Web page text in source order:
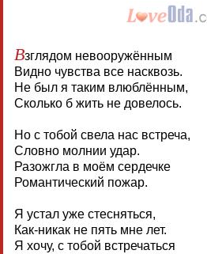
Взглядом невооружённым
Видно чувства все насквозь.
Не был я таким влюблённым,
Сколько б жить не довелось.
Но с тобой свела нас встреча,
Словно молнии удар.
Разожгла в моём сердечке
Романтический пожар.
Я устал уже стесняться,
Как-никак не пять мне лет.
Я хочу, с тобой встречаться